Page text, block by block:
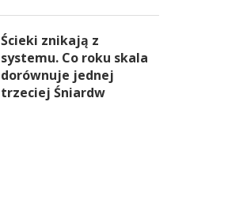
Ścieki znikają z
systemu. Co roku skala
dorównuje jednej
trzeciej Śniardw